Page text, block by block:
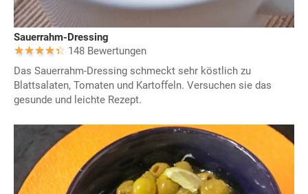
Sauerrahm-Dressing
148 Bewertungen
Das Sauerrahm-Dressing schmeckt sehr köstlich zu
Blattsalaten, Tomaten und Kartoffeln. Versuchen sie das
gesunde und leichte Rezept.